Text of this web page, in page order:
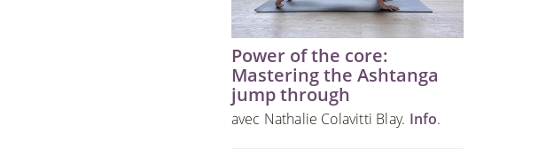
Power of the core:
Mastering the Ashtanga
jump through
avec Nathalie Colavitti Blay. Info.